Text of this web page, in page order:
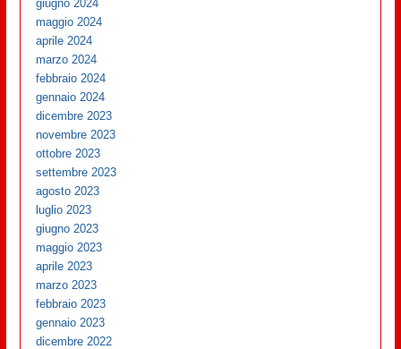
giugno 2024
maggio 2024
aprile 2024
marzo 2024
febbraio 2024
gennaio 2024
dicembre 2023
novembre 2023
ottobre 2023
settembre 2023
agosto 2023
luglio 2023
giugno 2023
maggio 2023
aprile 2023
marzo 2023
febbraio 2023
gennaio 2023
dicembre 2022